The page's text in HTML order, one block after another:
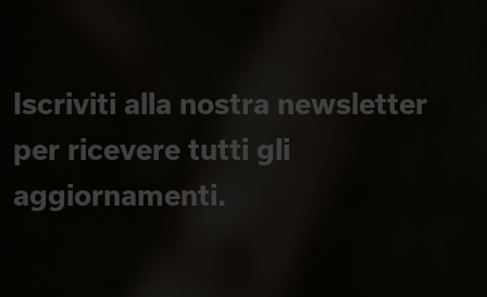
Iscriviti alla nostra newsletter
per ricevere tutti gli
aggiornamenti.